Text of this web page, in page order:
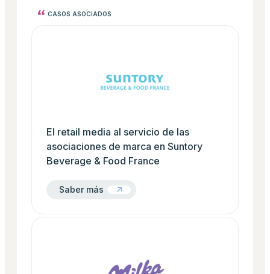
CASOS ASOCIADOS
El retail media al servicio de las
asociaciones de marca en Suntory
Beverage & Food France
Saber más
Saber más